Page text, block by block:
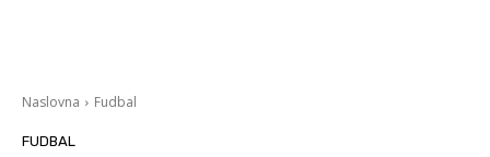
Naslovna Fudbal
FUDBAL